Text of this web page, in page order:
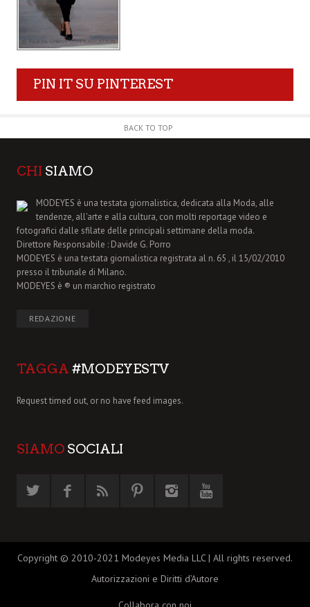
PIN IT SU PINTEREST
BACK TO TOP
CHI SIAMO
MODEYES è una testata giornalistica, dedicata alla Moda, alle
tendenze, all'arte e alla cultura, con molti reportage video e
fotografici dalle sfilate delle principali settimane della moda.
Direttore Responsabile : Davide G. Porro
MODEYES è una testata giornalistica registrata al n. 65 , il 15/02/2010
presso il tribunale di Milano.
MODEYES è ® un marchio registrato
REDAZIONE
TAGGA #MODEYESTV
Request timed out, or no have feed images.
SIAMO SOCIALI
Copyright © 2010-2021 Modeyes Media LLC | All rights reserved.
Autorizzazioni e Diritti d’Autore